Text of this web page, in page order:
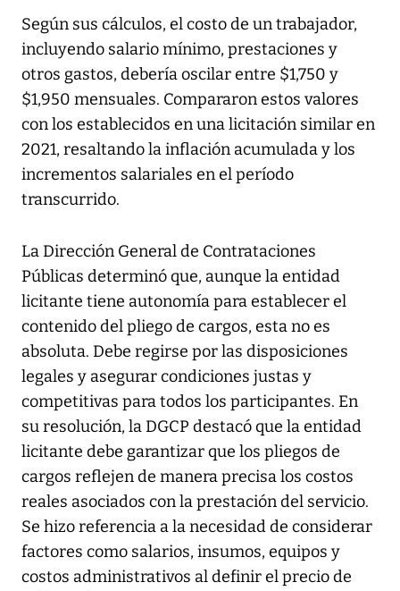
Según sus cálculos, el costo de un trabajador,
incluyendo salario mínimo, prestaciones y
otros gastos, debería oscilar entre $1,750 y
$1,950 mensuales. Compararon estos valores
con los establecidos en una licitación similar en
2021, resaltando la inflación acumulada y los
incrementos salariales en el período
transcurrido.
La Dirección General de Contrataciones
Públicas determinó que, aunque la entidad
licitante tiene autonomía para establecer el
contenido del pliego de cargos, esta no es
absoluta. Debe regirse por las disposiciones
legales y asegurar condiciones justas y
competitivas para todos los participantes. En
su resolución, la DGCP destacó que la entidad
licitante debe garantizar que los pliegos de
cargos reflejen de manera precisa los costos
reales asociados con la prestación del servicio.
Se hizo referencia a la necesidad de considerar
factores como salarios, insumos, equipos y
costos administrativos al definir el precio de